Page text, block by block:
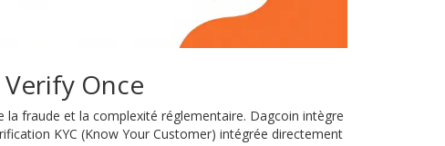
Once
fraude et la complexité réglementaire. Dagcoin intègre
KYC (Know Your Customer) intégrée directement